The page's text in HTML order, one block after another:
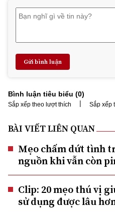
Gửi bình luận
Bình luận tiêu biểu (0)
Sắp xếp theo lượt thích | Sắp xếp
BÀI VIẾT LIÊN QUAN
Mẹo chấm dứt tình
nguồn khi vẫn còn
Clip: 20 mẹo thú vị
sử dụng được lâu